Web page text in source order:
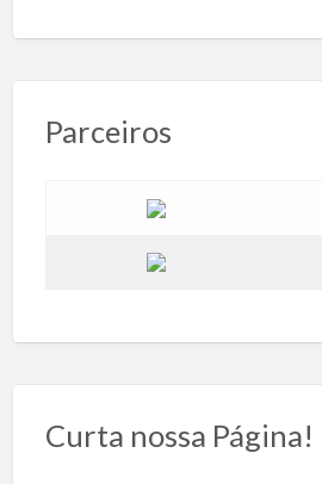
Parceiros
Curta nossa Página!